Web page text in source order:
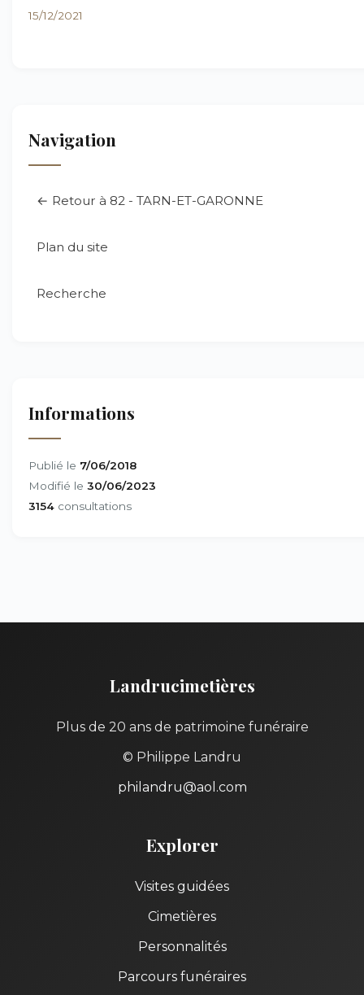
15/12/2021
Navigation
← Retour à 82 - TARN-ET-GARONNE
Plan du site
Recherche
Informations
Publié le 7/06/2018
Modifié le 30/06/2023
3154 consultations
Landrucimetières
Plus de 20 ans de patrimoine funéraire
© Philippe Landru
philandru@aol.com
Explorer
Visites guidées
Cimetières
Personnalités
Parcours funéraires